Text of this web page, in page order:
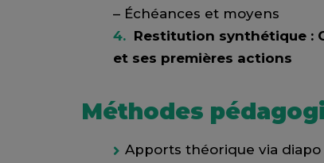
– Échéances et moyens
Restitution synthétique :
et ses premières actions
Méthodes
Apports théorique via diapo